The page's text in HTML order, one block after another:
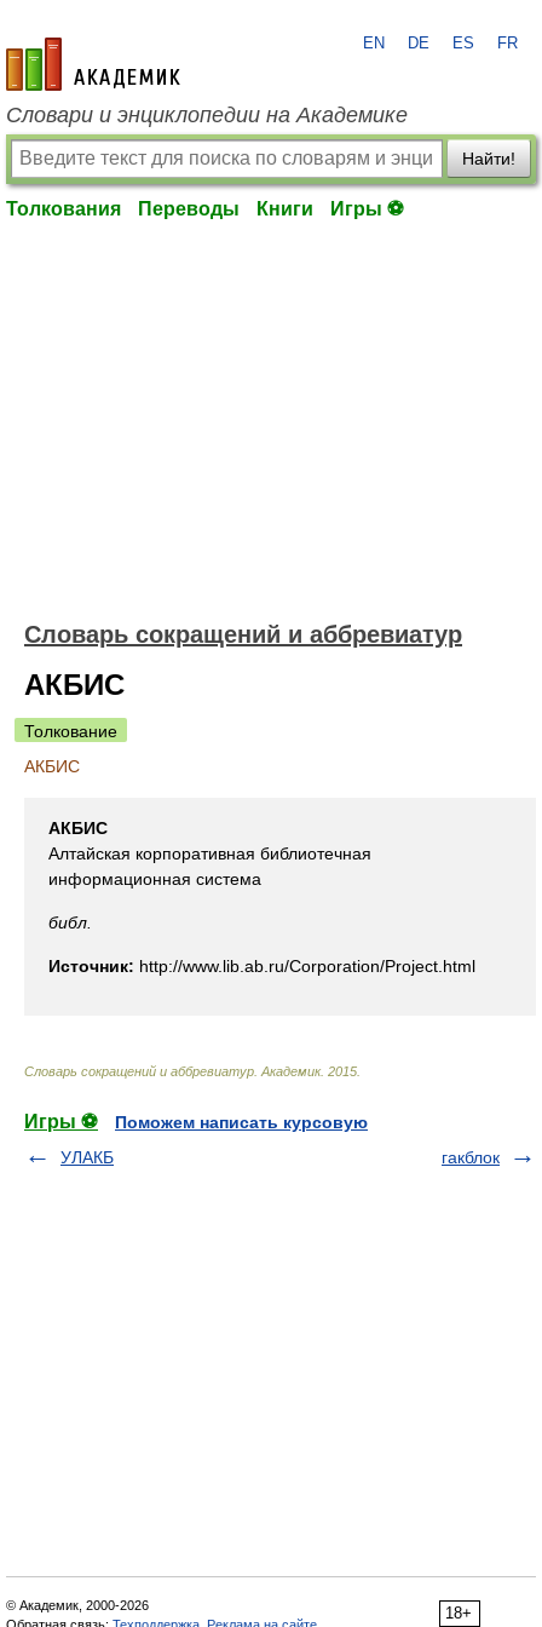
academic.ru
EN DE ES FR
Словари и энциклопедии на Академике
Найти!
Толкования Переводы Книги Игры ⚽
Словарь сокращений и аббревиатур
АКБИС
Толкование
АКБИС
АКБИС
Алтайская корпоративная библиотечная
информационная система
библ.
Источник: http://www.lib.ab.ru/Corporation/Project.html
Словарь сокращений и аббревиатур Академик. 2015
Игры ⚽
Поможем написать курсовую
УЛАКБ
гакблок
18+
© Академик, 2000-2026